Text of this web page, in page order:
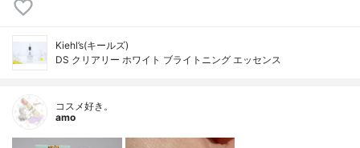
Kiehl’s(キールズ)
DS クリアリー ホワイト ブライトニング エッセンス
コスメ好き。
amo